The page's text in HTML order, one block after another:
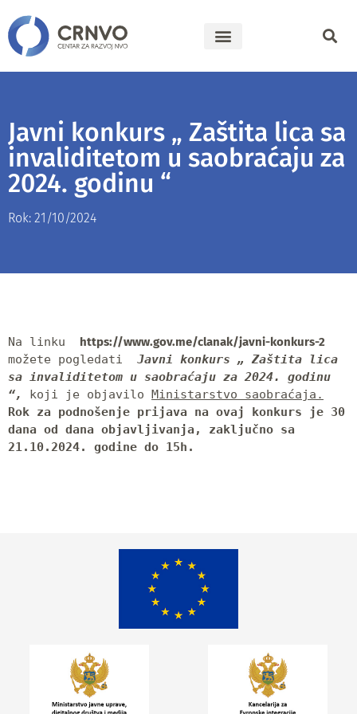
Javni konkurs „ Zaštita lica sa
invaliditetom u saobraćaju za
2024. godinu “
Rok: 21/10/2024
Na linku https://www.gov.me/clanak/javni-konkurs-2
možete pogledati Javni konkurs „ Zaštita lica
sa invaliditetom u saobraćaju za 2024. godinu
“, koji je objavilo Ministarstvo saobraćaja.
Rok za podnošenje prijava na ovaj konkurs je 30
dana od dana objavljivanja, zaključno sa
21.10.2024. godine do 15h.